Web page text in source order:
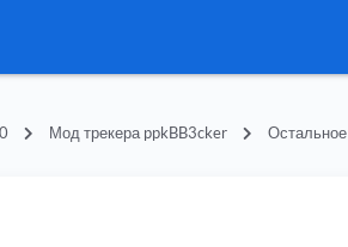
Мод трекера ppkBB3cker Остальное